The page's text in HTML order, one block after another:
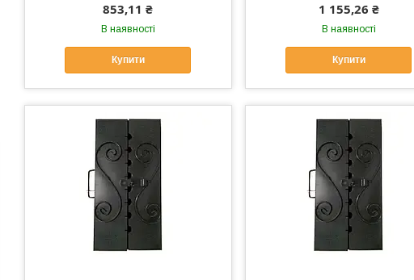
853,11 ₴
В наявності
Купити
1 155,26 ₴
В наявності
Купити